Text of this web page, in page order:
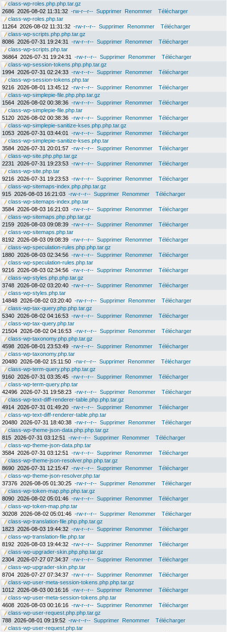
class-wp-roles.php.php.tar.gz
2686 2026-08-02 11:31:32 -rw-r--r-- Supprimer Renommer
Télécharger
class-wp-roles.php.tar
11264 2026-08-02 11:31:32 -rw-r--r-- Supprimer Renommer
Télécharger
class-wp-scripts.php.php.tar.gz
8086 2026-07-31 19:24:31 -rw-r--r-- Supprimer Renommer
Télécharger
class-wp-scripts.php.tar
36864 2026-07-31 19:24:31 -rw-r--r-- Supprimer Renommer
Télécharger
class-wp-session-tokens.php.php.tar.gz
1994 2026-07-31 02:24:33 -rw-r--r-- Supprimer Renommer
Télécharger
class-wp-session-tokens.php.tar
9216 2026-08-01 13:45:12 -rw-r--r-- Supprimer Renommer
Télécharger
class-wp-simplepie-file.php.php.tar.gz
1564 2026-08-02 00:38:36 -rw-r--r-- Supprimer Renommer
Télécharger
class-wp-simplepie-file.php.tar
5120 2026-08-02 00:38:36 -rw-r--r-- Supprimer Renommer
Télécharger
class-wp-simplepie-sanitize-kses.php.php.tar.gz
1053 2026-07-31 03:44:01 -rw-r--r-- Supprimer Renommer
Télécharger
class-wp-simplepie-sanitize-kses.php.tar
3584 2026-07-31 20:01:57 -rw-r--r-- Supprimer Renommer
Télécharger
class-wp-site.php.php.tar.gz
2231
2026-07-31 19:23:53 -rw-r--r-- Supprimer Renommer
Télécharger
class-wp-site.php.tar
9216 2026-07-31 19:23:53 -rw-r--r-- Supprimer Renommer
Télécharger
class-wp-sitemaps-index.php.php.tar.gz
915 2026-08-03 16:21:03 -rw-r--r-- Supprimer Renommer
Télécharger
class-wp-sitemaps-index.php.tar
3584 2026-08-03 16:21:03 -rw-r--r-- Supprimer Renommer
Télécharger
class-wp-sitemaps.php.php.tar.gz
2159 2026-08-03 09:08:39 -rw-r--r-- Supprimer Renommer
Télécharger
class-wp-sitemaps.php.tar
8192 2026-08-03 09:08:39 -rw-r--r-- Supprimer Renommer
Télécharger
class-wp-speculation-rules.php.php.tar.gz
1880 2026-08-03 02:34:56 -rw-r--r-- Supprimer Renommer
Télécharger
class-wp-speculation-rules.php.tar
9216 2026-08-03 02:34:56 -rw-r--r-- Supprimer Renommer
Télécharger
class-wp-styles.php.php.tar.gz
3748 2026-08-02 03:20:40 -rw-r--r-- Supprimer Renommer
Télécharger
class-wp-styles.php.tar
14848 2026-08-02 03:20:40 -rw-r--r-- Supprimer Renommer
Télécharger
class-wp-tax-query.php.php.tar.gz
5340 2026-08-02 04:16:53 -rw-r--r-- Supprimer Renommer
Télécharger
class-wp-tax-query.php.tar
21504 2026-08-02 04:16:53 -rw-r--r-- Supprimer Renommer
Télécharger
class-wp-taxonomy.php.php.tar.gz
4598 2026-08-01 23:53:49 -rw-r--r-- Supprimer Renommer
Télécharger
class-wp-taxonomy.php.tar
20480 2026-08-02 15:11:50 -rw-r--r-- Supprimer Renommer
Télécharger
class-wp-term-query.php.php.tar.gz
9160 2026-07-31 03:35:45 -rw-r--r-- Supprimer Renommer
Télécharger
class-wp-term-query.php.tar
42496 2026-07-31 19:58:23 -rw-r--r-- Supprimer Renommer
Télécharger
class-wp-text-diff-renderer-table.php.php.tar.gz
4914 2026-07-31 01:49:20 -rw-r--r-- Supprimer Renommer
Télécharger
class-wp-text-diff-renderer-table.php.tar
20480 2026-07-31 18:40:38 -rw-r--r-- Supprimer Renommer
Télécharger
class-wp-theme-json-data.php.php.tar.gz
815 2026-07-31 03:12:51 -rw-r--r-- Supprimer Renommer
Télécharger
class-wp-theme-json-data.php.tar
3584 2026-07-31 03:12:51 -rw-r--r-- Supprimer Renommer
Télécharger
class-wp-theme-json-resolver.php.php.tar.gz
8690 2026-07-31 12:15:47 -rw-r--r-- Supprimer Renommer
Télécharger
class-wp-theme-json-resolver.php.tar
37376 2026-08-05 01:30:25 -rw-r--r-- Supprimer Renommer
Télécharger
class-wp-token-map.php.php.tar.gz
8090 2026-08-02 05:01:46 -rw-r--r-- Supprimer Renommer
Télécharger
class-wp-token-map.php.tar
30208 2026-08-02 05:01:46 -rw-r--r-- Supprimer Renommer
Télécharger
class-wp-translation-file.php.php.tar.gz
1823 2026-08-03 19:44:32 -rw-r--r-- Supprimer Renommer
Télécharger
class-wp-translation-file.php.tar
8192 2026-08-03 19:44:32 -rw-r--r-- Supprimer Renommer
Télécharger
class-wp-upgrader-skin.php.php.tar.gz
2304 2026-07-27 07:34:37 -rw-r--r-- Supprimer Renommer
Télécharger
class-wp-upgrader-skin.php.tar
8704 2026-07-27 07:34:37 -rw-r--r-- Supprimer Renommer
Télécharger
class-wp-user-meta-session-tokens.php.php.tar.gz
1012 2026-08-03 00:16:16 -rw-r--r-- Supprimer Renommer
Télécharger
class-wp-user-meta-session-tokens.php.tar
4608 2026-08-03 00:16:16 -rw-r--r-- Supprimer Renommer
Télécharger
class-wp-user-request.php.php.tar.gz
788 2026-08-01 09:19:52 -rw-r--r-- Supprimer Renommer
Télécharger
class-wp-user-request.php.tar